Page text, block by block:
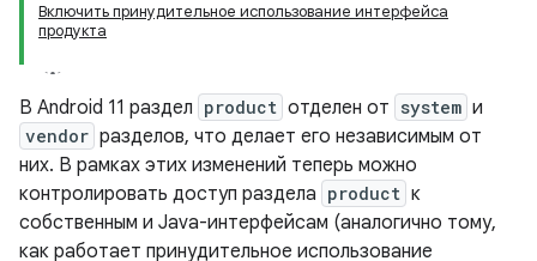
Включить принудительное использование интерфейса
продукта
В Android 11 раздел product отделен от system и
vendor разделов, что делает его независимым от
них. В рамках этих изменений теперь можно
контролировать доступ раздела product к
собственным и Java-интерфейсам (аналогично тому,
как работает принудительное использование